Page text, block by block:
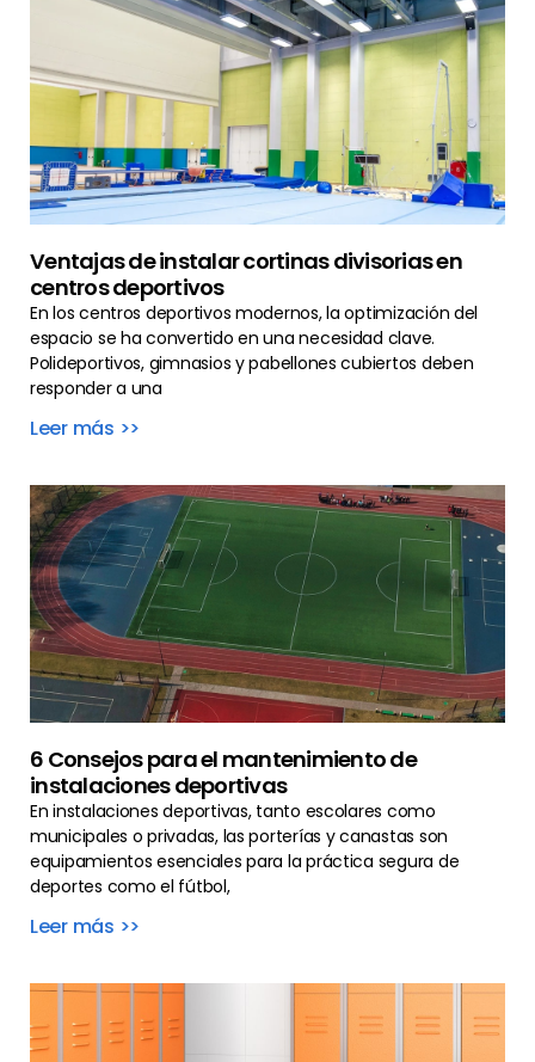
Ventajas de instalar cortinas divisorias en
centros deportivos
En los centros deportivos modernos, la optimización del
espacio se ha convertido en una necesidad clave.
Polideportivos, gimnasios y pabellones cubiertos deben
responder a una
Leer más >>
6 Consejos para el mantenimiento de
instalaciones deportivas
En instalaciones deportivas, tanto escolares como
municipales o privadas, las porterías y canastas son
equipamientos esenciales para la práctica segura de
deportes como el fútbol,
Leer más >>